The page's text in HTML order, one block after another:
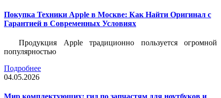
Покупка Техники Apple в Москве: Как Найти Оригинал с
Гарантией в Современных Условиях
Продукция Apple традиционно пользуется огромной
популярностью
Подробнее
04.05.2026